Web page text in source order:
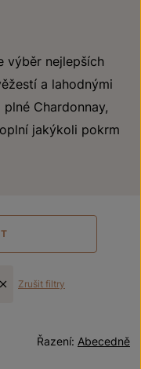
výběr nejlepších
a lahodnými
Chardonnay,
jakýkoli pokrm
Zrušit filtry
Abecedně
Řazení: